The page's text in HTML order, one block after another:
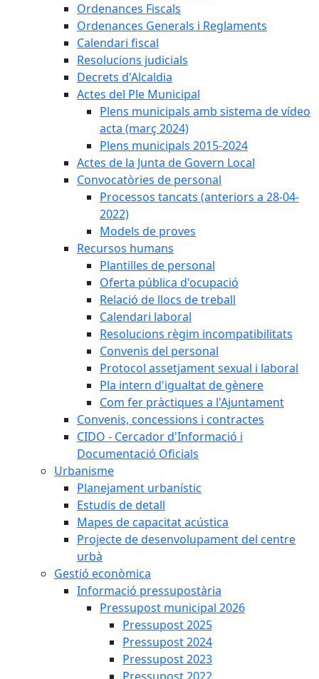
Ordenances Fiscals
Ordenances Generals i Reglaments
Calendari fiscal
Resolucions judicials
Decrets d'Alcaldia
Actes del Ple Municipal
Plens municipals amb sistema de vídeo
acta (març 2024)
Plens municipals 2015-2024
Actes de la Junta de Govern Local
Convocatòries de personal
Processos tancats (anteriors a 28-04-
2022)
Models de proves
Recursos humans
Plantilles de personal
Oferta pública d'ocupació
Relació de llocs de treball
Calendari laboral
Resolucions règim incompatibilitats
Convenis del personal
Protocol assetjament sexual i laboral
Pla intern d'igualtat de gènere
Com fer pràctiques a l'Ajuntament
Convenis, concessions i contractes
CIDO - Cercador d'Informació i
Documentació Oficials
Urbanisme
Planejament urbanístic
Estudis de detall
Mapes de capacitat acústica
Projecte de desenvolupament del centre
urbà
Gestió econòmica
Informació pressupostària
Pressupost municipal 2026
Pressupost 2025
Pressupost 2024
Pressupost 2023